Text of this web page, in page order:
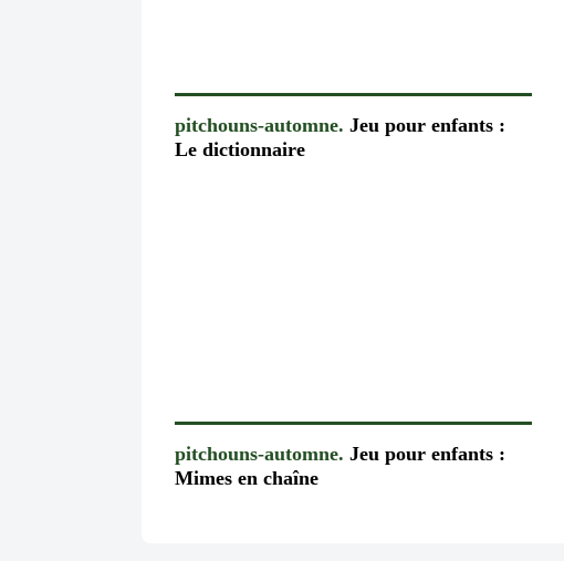
pitchouns-automne. Jeu pour enfants :
Le dictionnaire
pitchouns-automne. Jeu pour enfants :
Mimes en chaîne